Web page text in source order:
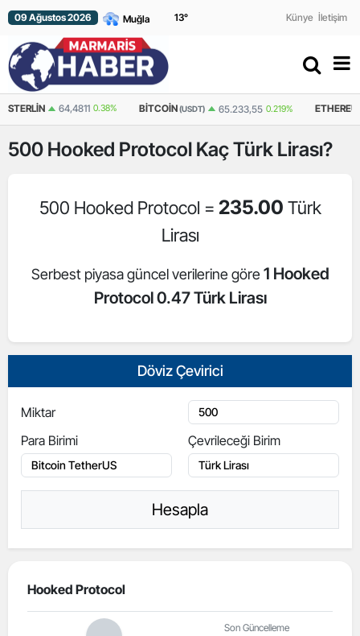
09 Ağustos 2026 13° Künye İletişim
0.38% BITCOIN(USDT) 65.233,55 0.219% ETHEREUM (USDT)
500 Hooked Protocol Kaç Türk Lirası?
500 Hooked Protocol = 235.00 Türk
Lirası
Serbest piyasa güncel verilerine göre 1 Hooked
Protocol 0.47 Türk Lirası
Döviz Çevirici
Miktar
Para Birimi
Çevrileceği Birim
Hesapla
Hooked Protocol
Son Güncelleme